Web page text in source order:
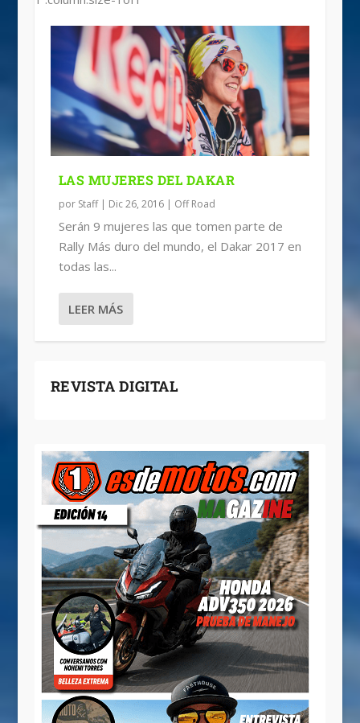
LAS MUJERES DEL DAKAR
por Staff| Dic 26, 2016| Off Road
Serán 9 mujeres las que tomen parte de
Rally Más duro del mundo, el Dakar 2017 en
todas las...
LEER MÁS
REVISTA DIGITAL